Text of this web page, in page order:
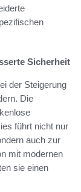
Sicherheit
der Steigerung
Die
führt nicht nur
auch zur
mit modernen
sie einen